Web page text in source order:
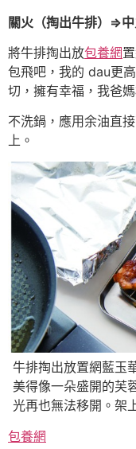
關火（掏出牛排）⇒
將牛排掏出放包養網
包飛吧，我的 dau更
切，擁有幸福，我爸
不洗鍋，應用余油直
上。
牛排掏出放置網藍玉
美得像一朵盛開的芙
光再也無法移開。架
包養網